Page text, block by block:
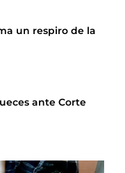
un respiro de la
ante Corte